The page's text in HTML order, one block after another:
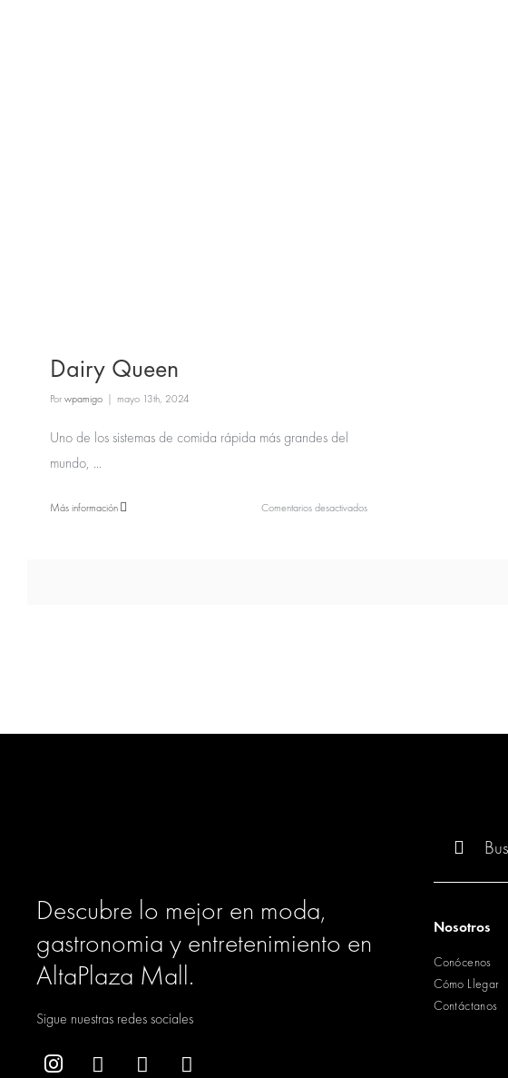
Dairy Queen
Porwpamigo | mayo 13th, 2024
Uno de los sistemas de comida rápida más grandes del
mundo, ...
Más información Comentarios desactivadosen
Descubre lo mejor en moda,
gastronomia y entretenimiento en
AltaPlaza Mall.
Sigue nuestras redes sociales
Nosotros
Conócenos
Cómo Llegar
Contáctanos